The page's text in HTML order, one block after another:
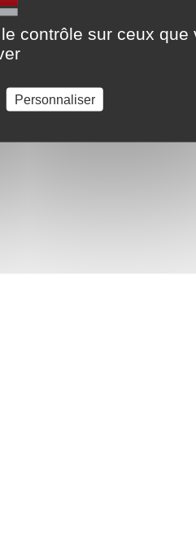
48° - Ø alésage 14 mm
contrôle sur ceux que
Personnaliser